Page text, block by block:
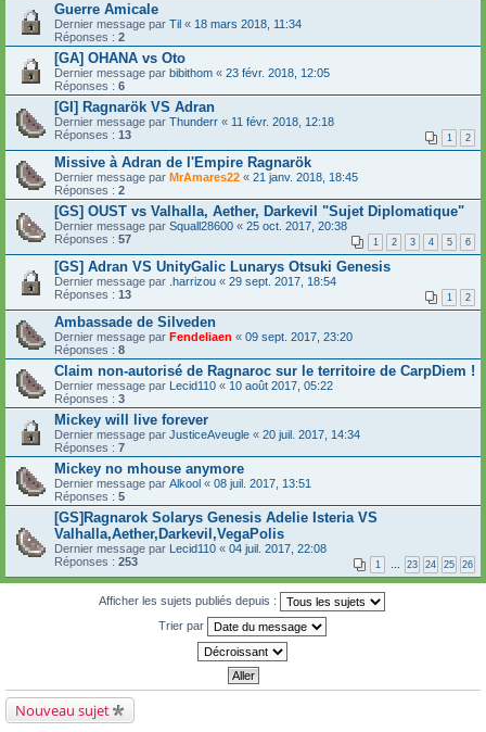
Guerre Amicale
Dernier message par Til « 18 mars 2018, 11:34
Réponses : 2
[GA] OHANA vs Oto
Dernier message par bibithom « 23 févr. 2018, 12:05
Réponses : 6
[GI] Ragnarök VS Adran
Dernier message par Thunderr « 11 févr. 2018, 12:18
Réponses : 13 1 2
Missive à Adran de l'Empire Ragnarök
Dernier message par MrAmares22 « 21 janv. 2018, 18:45
Réponses : 2
[GS] OUST vs Valhalla, Aether, Darkevil "Sujet Diplomatique"
Dernier message par Squall28600 « 25 oct. 2017, 20:38
Réponses : 57 1 2 3 4 5 6
[GS] Adran VS UnityGalic Lunarys Otsuki Genesis
Dernier message par .harrizou « 29 sept. 2017, 18:54
Réponses : 13 1 2
Ambassade de Silveden
Dernier message par Fendeliaen « 09 sept. 2017, 23:20
Réponses : 8
Claim non-autorisé de Ragnaroc sur le territoire de CarpDiem !
Dernier message par Lecid110 « 10 août 2017, 05:22
Réponses : 3
Mickey will live forever
Dernier message par JusticeAveugle « 20 juil. 2017, 14:34
Réponses : 7
Mickey no mhouse anymore
Dernier message par Alkool « 08 juil. 2017, 13:51
Réponses : 5
[GS]Ragnarok Solarys Genesis Adelie Isteria VS
Valhalla,Aether,Darkevil,VegaPolis
Dernier message par Lecid110 « 04 juil. 2017, 22:08
Réponses : 253 1 … 23 24 25 26
Afficher les sujets publiés depuis :
Trier par
Nouveau sujet